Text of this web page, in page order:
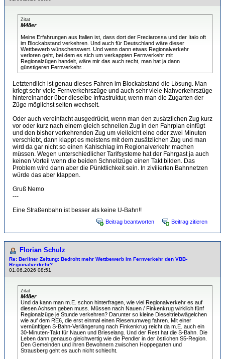
Zitat
M48er
Meine Erfahrungen aus Italien ist, dass dort der Freciarossa und der Italo oft
im Blockabstand verkehren. Und auch für Deutschland wäre dieser
Wettbewerb wünschenswert. Und wenn dann etwas Regionalverkehr
verloren geht, bei dem es sich um verkappten Fernverkehr mit
Regionalzügen handelt, wäre mir das auch recht, man hat ja dann
günstigeren Fernverkehr..
Letztendlich ist genau dieses Fahren im Blockabstand die Lösung. Man
kriegt sehr viele Fernverkehrszüge und auch sehr viele Nahverkehrszüge
hintereinander über dieselbe Infrastruktur, wenn man die Zugarten der
Züge möglichst selten wechselt.
Oder auch vereinfacht ausgedrückt, wenn man den zusätzlichen Zug kurz
vor oder kurz nach einem gleich schnellen Zug in den Fahrplan einfügt
und den bisher verkehrenden Zug um vielleicht eine oder zwei Minuten
verschiebt, dann klappt es meistens mit dem zusätzlichen Zug und man
wird da gar nicht so einen Kahlschlag im Regionalverkehr machen
müssen. Wegen unterschiedlicher Tarifsysteme hat der Fahrgast ja auch
keinen Vorteil wenn die beiden Schnellzüge einen Takt bilden. Das
Problem wird dann aber die Pünktlichkeit sein. In zivilierten Bahnnetzen
würde das aber klappen.
Gruß Nemo
---
Eine Straßenbahn ist besser als keine U-Bahn!!
Beitrag beantworten Beitrag zitieren
Florian Schulz
Re: Berliner Zeitung: Bedroht mehr Wettbewerb im Fernverkehr den VBB-
Regionalverkehr?
01.06.2026 08:51
Zitat
M48er
Und da kann man m.E. schon hinterfragen, wie viel Regionalverkehr es auf
diesen Achsen geben muss. Müssen nach Nauen / Finkenkrug wirklich fünf
Regionalzüge je Stunde verkehren? Darunter so kleine Dieseltriebwägelchen
wie auf dem RE6, die erst einmal einen Riesenumweg fahren. Mit einer
vernünftigen S-Bahn-Verlängerung nach Finkenkrug reicht da m.E. auch ein
30-Minuten-Takt für Nauen und Brieselang. Und der Rest hat die S-Bahn. Die
Leben dann genauso gleichwertig wie die Pendler in der östlichen S5-Region.
Den Gemeinden und ihren Bewohnern zwischen Hoppegarten und
Strausberg geht es auch nicht schlecht.